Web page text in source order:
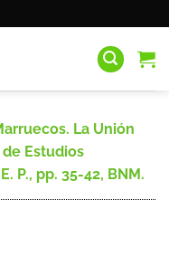
La Unión
de Estudios
P., pp. 35-42, BNM.